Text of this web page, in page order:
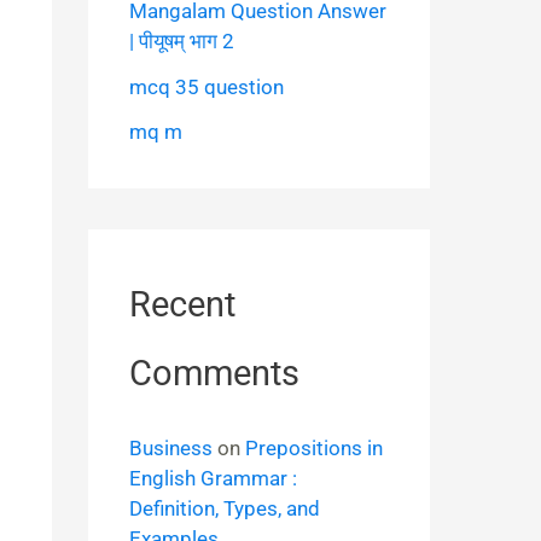
Mangalam Question Answer
| पीयूषम् भाग 2
mcq 35 question
mq m
Recent
Comments
Business on Prepositions in
English Grammar :
Definition, Types, and